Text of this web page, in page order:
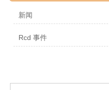
新闻
Rcd 事件